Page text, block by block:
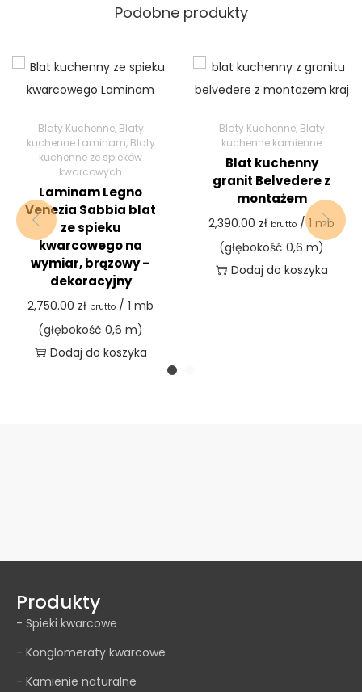
Podobne produkty
Blaty Kuchenne, Blaty
kuchenne Laminam, Blaty
kuchenne ze spieków
kwarcowych
Laminam Legno
Venezia Sabbia blat
ze spieku
kwarcowego na
wymiar, brązowy –
dekoracyjny
2,750.00 zł brutto / 1 mb
(głębokość 0,6 m)
Dodaj do koszyka
Blaty Kuchenne, Blaty
kuchenne kamienne
Blat kuchenny
granit Belvedere z
montażem
2,390.00 zł brutto / 1 mb
(głębokość 0,6 m)
Dodaj do koszyka
Produkty
- Spieki kwarcowe
- Konglomeraty kwarcowe
- Kamienie naturalne